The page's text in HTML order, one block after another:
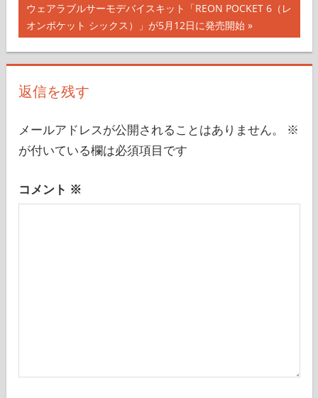
ナ
ビ
ゲ
ー
シ
ョ
ン
事:
次
の
記
ウェアラブルサーモデバイスキット「REON POCKET 6（レ
オンポケット シックス）」が5月12日に発売開始
返信を残す
メールアドレスが公開されることはありません。
※
が付いている欄は必須項目です
コメント ※